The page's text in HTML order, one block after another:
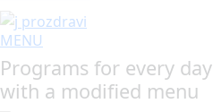
MENU
Programs for every day
with a modified menu